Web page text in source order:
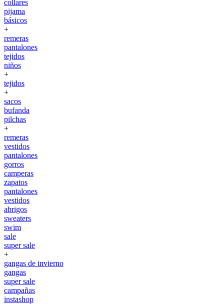
collares
pijama
básicos
+
remeras
pantalones
tejidos
niños
+
tejidos
+
sacos
bufanda
pilchas
+
remeras
vestidos
pantalones
gorros
camperas
zapatos
pantalones
vestidos
abrigos
sweaters
swim
sale
super sale
+
gangas de invierno
gangas
super sale
campañas
instashop